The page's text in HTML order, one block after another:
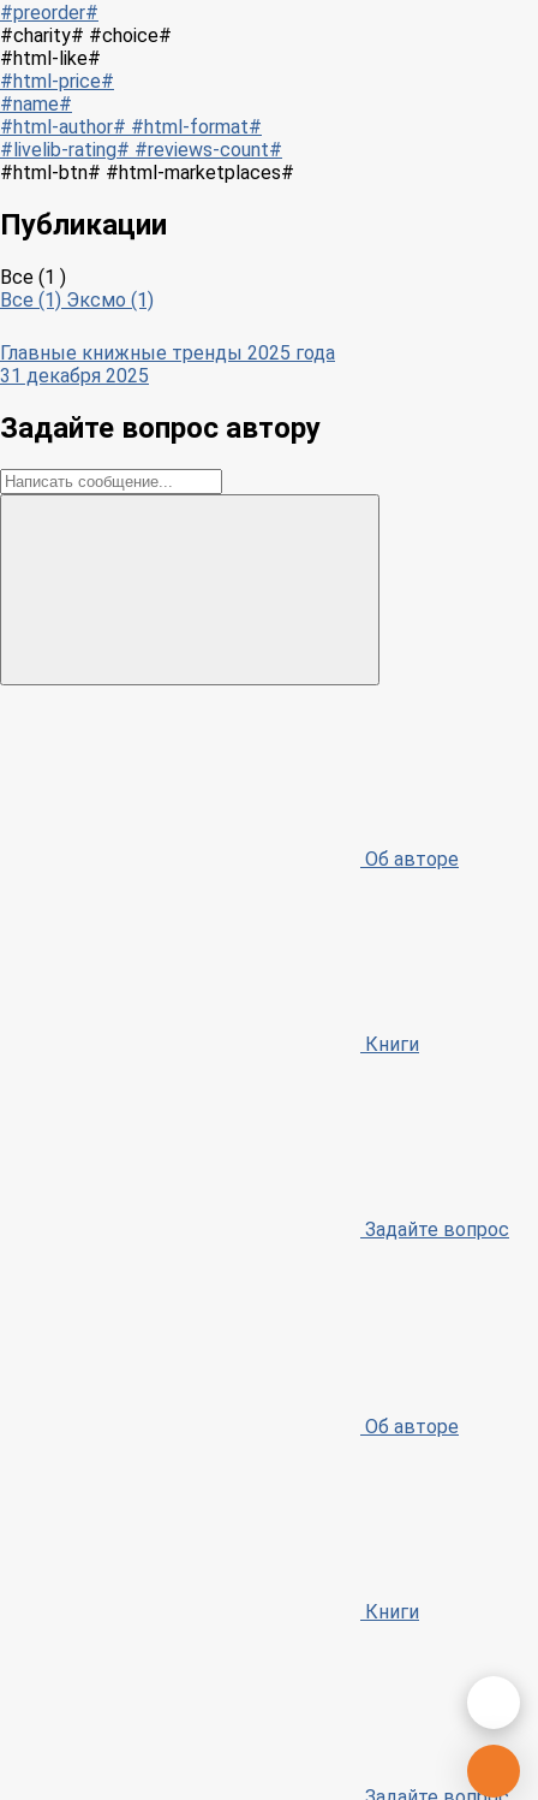
#preorder#
#charity# #choice#
#html-like#
#html-price#
#name#
#html-author# #html-format#
#livelib-rating# #reviews-count#
#html-btn# #html-marketplaces#
Публикации
Все (1 )
Все (1) Эксмо (1)
Главные книжные тренды 2025 года
31 декабря 2025
Задайте вопрос автору
Об авторе
Книги
Задайте вопрос
Об авторе
Книги